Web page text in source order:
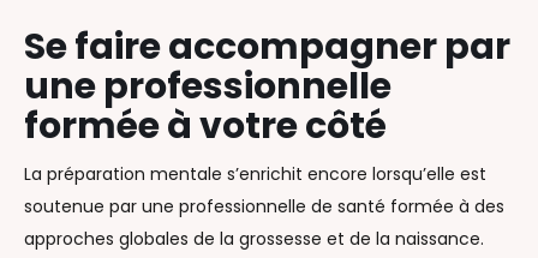
Se faire accompagner par
une professionnelle
formée à votre côté
La préparation mentale s’enrichit encore lorsqu’elle est
soutenue par une professionnelle de santé formée à des
approches globales de la grossesse et de la naissance.